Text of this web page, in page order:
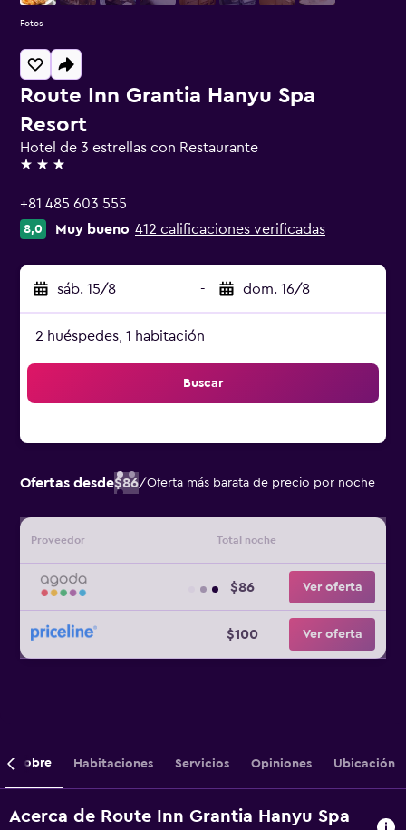
Route Inn Grantia Hanyu Spa
Resort
Hotel de 3 estrellas con Restaurante
3 estrellas
+81 485 603 555
8,0 Muy bueno 412 calificaciones verificadas
sáb. 15/8 - dom. 16/8
2 huéspedes, 1 habitación
Buscar
Ofertas desde$86/Oferta más barata de precio por noche
Proveedor Total noche
$86 Ver oferta
$100 Ver oferta
Fotos
Sobre Habitaciones Servicios Opiniones Ubicación
Acerca de Route Inn Grantia Hanyu Spa